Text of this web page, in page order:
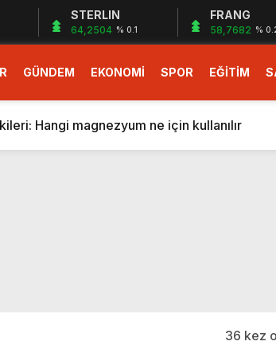
STERLIN
64,2504 % 0.1
FRANG
58,7682 %
GÜNDEM EKONOMİ SPOR EĞİTİM
dev teklif
gelecek yeni özellikler belli oldu
Hangi magnezyum ne için kullanılır
başlıyor
dev teklif
36 kez